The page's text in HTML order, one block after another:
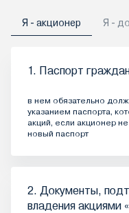
Я - акционер Я -
1. Паспорт
в нем обязательно
указанием паспорта,
акций, если акционер
новый паспорт
2. Документы,
владения акциями